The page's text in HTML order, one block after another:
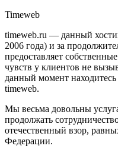
Timeweb
timeweb.ru — данный
2006 года) и за
предоставляет
чувств у клиентов не
данный момент
timeweb.
Мы весьма довольны
продолжать
отечественный взор,
Федерации.